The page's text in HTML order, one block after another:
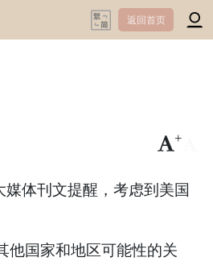
返回首页
+
体刊文提醒，考虑到美国
他国家和地区可能性的关